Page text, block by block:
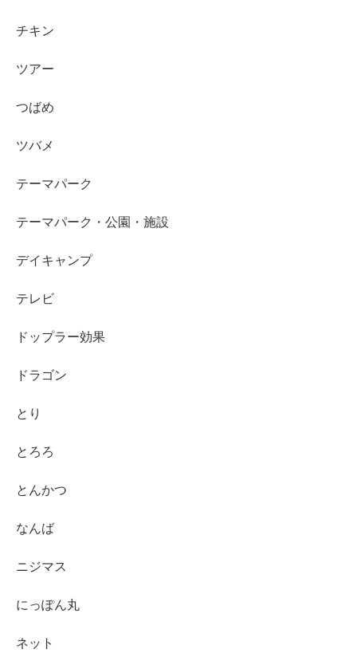
チキン
ツアー
つばめ
ツバメ
テーマパーク
テーマパーク・公園・施設
デイキャンプ
テレビ
ドップラー効果
ドラゴン
とり
とろろ
とんかつ
なんば
ニジマス
にっぽん丸
ネット